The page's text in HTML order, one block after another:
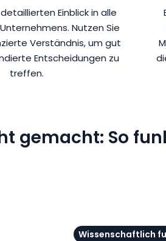
Einblick in alle
Nutzen Sie
Verständnis, um gut
Entscheidungen zu
treffen.
gemacht: So
Wissenschaftlich